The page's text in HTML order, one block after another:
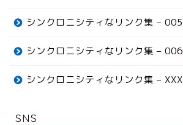
シンクロニシティなリンク集 – 005
シンクロニシティなリンク集 – 006
シンクロニシティなリンク集 – XXX
SNS